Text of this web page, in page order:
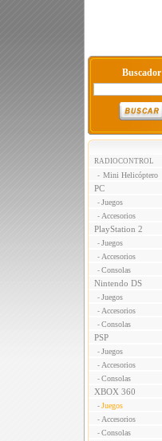
Buscador
RADIOCONTROL
- Mini Helicóptero
PC
- Juegos
- Accesorios
PlayStation 2
- Juegos
- Accesorios
- Consolas
Nintendo DS
- Juegos
- Accesorios
- Consolas
PSP
- Juegos
- Accesorios
- Consolas
XBOX 360
- Juegos
- Accesorios
- Consolas